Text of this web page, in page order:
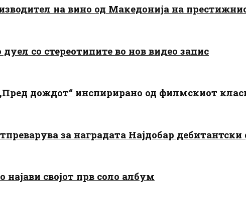
на вино од Македонија на
со стереотипите во нов видео запис
дождот“ инспирирано од филмскиот
за наградата Најдобар
својот прв соло албум